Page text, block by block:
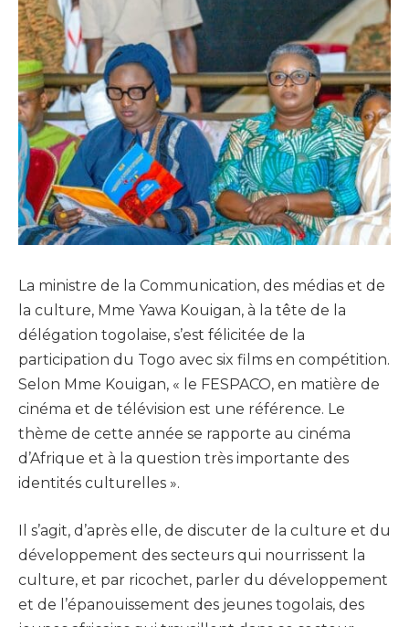
La ministre de la Communication, des médias et de
la culture, Mme Yawa Kouigan, à la tête de la
délégation togolaise, s’est félicitée de la
participation du Togo avec six films en compétition.
Selon Mme Kouigan, « le FESPACO, en matière de
cinéma et de télévision est une référence. Le
thème de cette année se rapporte au cinéma
d’Afrique et à la question très importante des
identités culturelles ».
Il s’agit, d’après elle, de discuter de la culture et du
développement des secteurs qui nourrissent la
culture, et par ricochet, parler du développement
et de l’épanouissement des jeunes togolais, des